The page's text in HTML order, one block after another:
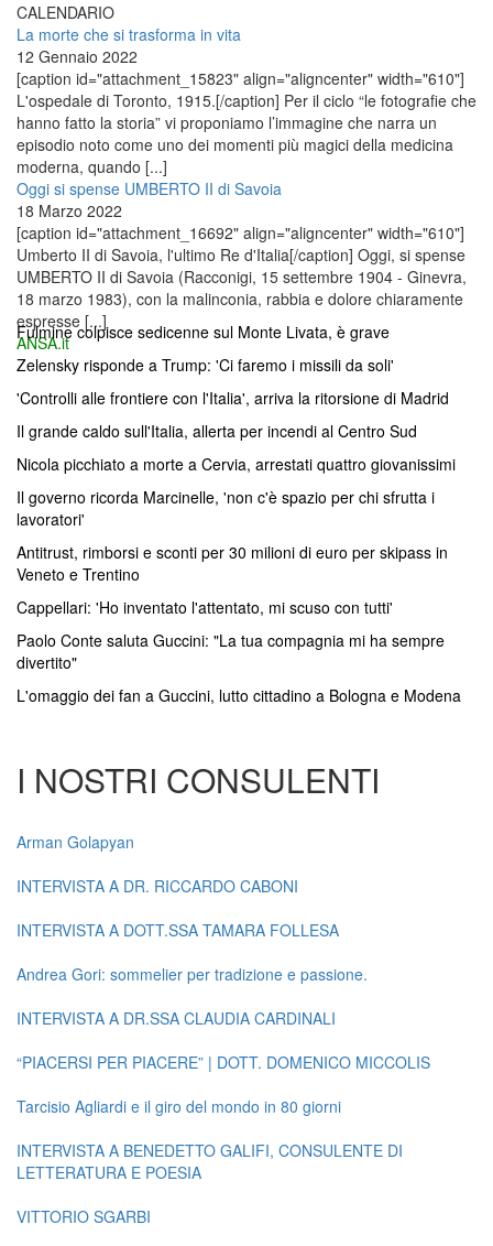
CALENDARIO
La morte che si trasforma in vita
12 Gennaio 2022
[caption id="attachment_15823" align="aligncenter" width="610"]
L'ospedale di Toronto, 1915.[/caption] Per il ciclo “le fotografie che
hanno fatto la storia” vi proponiamo l’immagine che narra un
episodio noto come uno dei momenti più magici della medicina
moderna, quando [...]
Oggi si spense UMBERTO II di Savoia
18 Marzo 2022
[caption id="attachment_16692" align="aligncenter" width="610"]
Umberto II di Savoia, l'ultimo Re d'Italia[/caption] Oggi, si spense
UMBERTO II di Savoia (Racconigi, 15 settembre 1904 - Ginevra,
18 marzo 1983), con la malinconia, rabbia e dolore chiaramente
espresse [...]
ANSA.it
Fulmine colpisce sedicenne sul Monte Livata, è grave
Zelensky risponde a Trump: 'Ci faremo i missili da soli'
'Controlli alle frontiere con l'Italia', arriva la ritorsione di Madrid
Il grande caldo sull'Italia, allerta per incendi al Centro Sud
Nicola picchiato a morte a Cervia, arrestati quattro giovanissimi
Il governo ricorda Marcinelle, 'non c'è spazio per chi sfrutta i
lavoratori'
Antitrust, rimborsi e sconti per 30 milioni di euro per skipass in
Veneto e Trentino
Cappellari: 'Ho inventato l'attentato, mi scuso con tutti'
Paolo Conte saluta Guccini: "La tua compagnia mi ha sempre
divertito"
L'omaggio dei fan a Guccini, lutto cittadino a Bologna e Modena
I NOSTRI CONSULENTI
Arman Golapyan
INTERVISTA A DR. RICCARDO CABONI
INTERVISTA A DOTT.SSA TAMARA FOLLESA
Andrea Gori: sommelier per tradizione e passione.
INTERVISTA A DR.SSA CLAUDIA CARDINALI
“PIACERSI PER PIACERE” | DOTT. DOMENICO MICCOLIS
Tarcisio Agliardi e il giro del mondo in 80 giorni
INTERVISTA A BENEDETTO GALIFI, CONSULENTE DI
LETTERATURA E POESIA
VITTORIO SGARBI